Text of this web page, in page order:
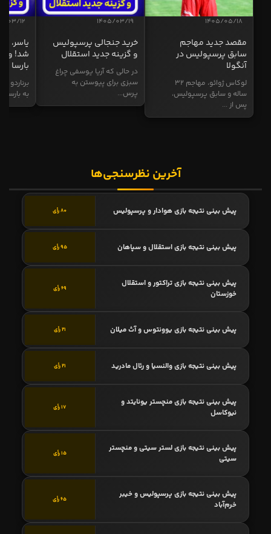
1405/05/18
مقصد جدید مهاجم
سابق پرسپولیس در
آنگولا
لوکاس ژوائو، مهاجم ۳۲
ساله و سابق پرسپولیس،
پس از ...
1405/03/19
خرید جنجالی پرسپولیس
و گزینه جدید استقلال
در حالی که آریا یوسفی چراغ
سبزی برای پیوستن به
پرس...
03/12
یاسر،
شد! و
بارسا
برناردو
به بارسا
آخرین نظرسنجی‌ها
پیش بینی نتیجه بازی هوادار و پرسپولیس 80 رأی
پیش بینی نتیجه بازی استقلال و سپاهان 95 رأی
پیش بینی نتیجه بازی تراکتور و استقلال
خوزستان
69 رأی
پیش بینی نتیجه بازی یوونتوس و آث میلان 21 رأی
پیش بینی نتیجه بازی والنسیا و رئال مادرید 21 رأی
پیش بینی نتیجه بازی منچستر یونایتد و
نیوکاسل
17 رأی
پیش بینی نتیجه بازی لستر سیتی و منچستر
سیتی
15 رأی
پیش بینی نتیجه بازی پرسپولیس و خیبر
خرم‌آباد
65 رأی